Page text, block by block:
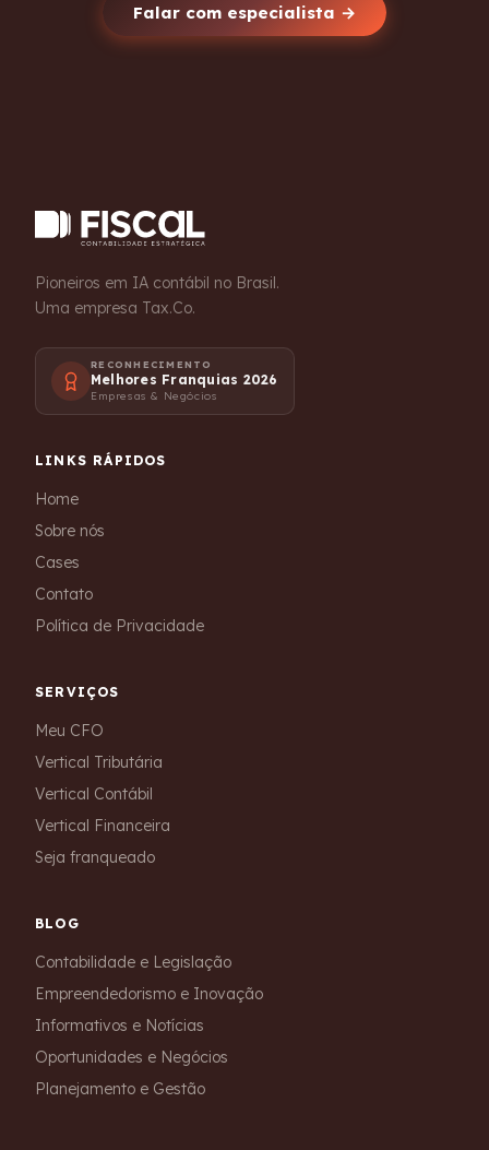
Falar com especialista →
Pioneiros em IA contábil no Brasil.
Uma empresa Tax.Co.
RECONHECIMENTO
Melhores Franquias 2026
Empresas & Negócios
LINKS RÁPIDOS
Home
Sobre nós
Cases
Contato
Política de Privacidade
SERVIÇOS
Meu CFO
Vertical Tributária
Vertical Contábil
Vertical Financeira
Seja franqueado
BLOG
Contabilidade e Legislação
Empreendedorismo e Inovação
Informativos e Notícias
Oportunidades e Negócios
Planejamento e Gestão